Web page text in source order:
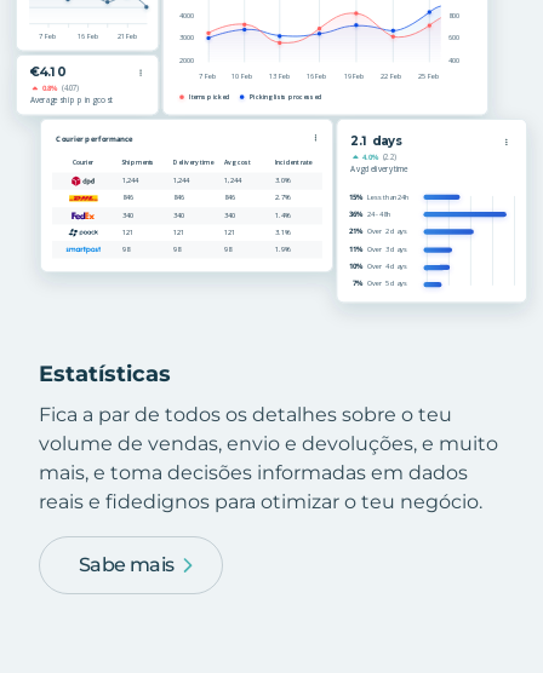
Estatísticas
Fica a par de todos os detalhes sobre o teu
volume de vendas, envio e devoluções, e muito
mais, e toma decisões informadas em dados
reais e fidedignos para otimizar o teu negócio.
Sabe mais